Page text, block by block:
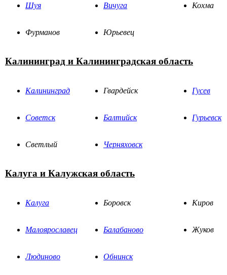
Шуя Вичуга Кохма
Фурманов Юрьевец
Калининград и Калининградская область
Калининград Гвардейск Гусев
Советск Балтийск Гурьевск
Светлый Черняховск
Калуга и Калужская область
Калуга Боровск Киров
Малоярославец Балабаново Жуков
Людиново Обнинск